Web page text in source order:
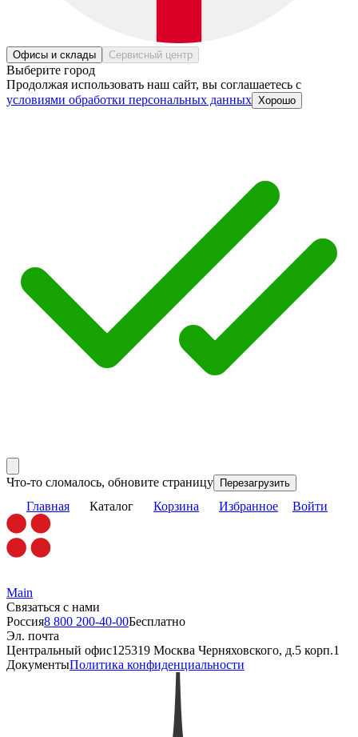
Офисы и склады Сервисный центр
Выберите город
Продолжая использовать наш сайт, вы соглашаетесь c
условиями обработки персональных данных Хорошо
Что-то сломалось, обновите страницу Перезагрузить
Главная Каталог Корзина Избранное Войти
Main
Связаться с нами
Россия8 800 200-40-00Бесплатно
Эл. почта
Центральный офис125319 Москва Черняховского, д.5 корп.1
ДокументыПолитика конфиденциальности